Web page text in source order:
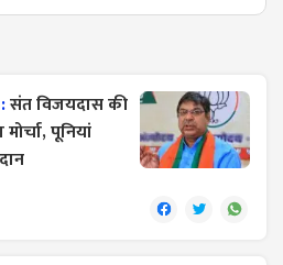
संत विजयदास की
पूनियां